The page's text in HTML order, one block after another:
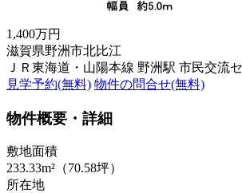
1,400万円
滋賀県野洲市北比江
ＪＲ東海道・山陽本線 野洲駅 市民交流
見学予約(無料) 物件の問合せ(無料)
物件概要・詳細
敷地面積
233.33m²（70.58坪）
所在地